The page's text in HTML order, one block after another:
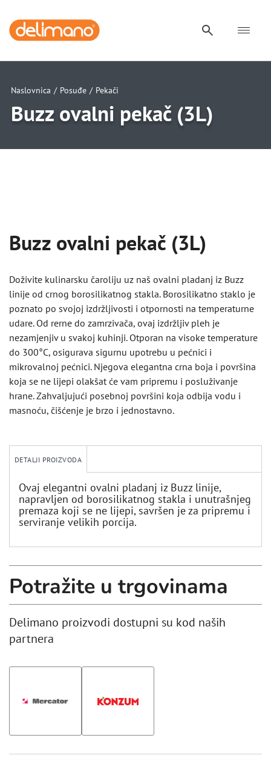
Naslovnica / Posuđe / Pekači
Buzz ovalni pekač (3L)
Buzz ovalni pekač (3L)
Doživite kulinarsku čaroliju uz naš ovalni pladanj iz Buzz
linije od crnog borosilikatnog stakla. Borosilikatno staklo je
poznato po svojoj izdržljivosti i otpornosti na temperaturne
udare. Od rerne do zamrzivača, ovaj izdržljiv pleh je
nezamjenjiv u svakoj kuhinji. Otporan na visoke temperature
do 300°C, osigurava sigurnu upotrebu u pećnici i
mikrovalnoj pećnici. Njegova elegantna crna boja i površina
koja se ne lijepi olakšat će vam pripremu i posluživanje
hrane. Zahvaljujući posebnoj površini koja odbija vodu i
masnoću, čišćenje je brzo i jednostavno.
DETALJI PROIZVODA
Ovaj elegantni ovalni pladanj iz Buzz linije,
napravljen od borosilikatnog stakla i unutrašnjeg
premaza koji se ne lijepi, savršen je za pripremu i
serviranje velikih porcija.
Potražite u trgovinama
Delimano proizvodi dostupni su kod naših
partnera